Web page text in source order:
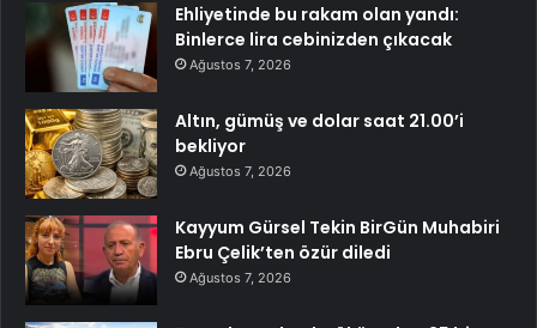
Ehliyetinde bu rakam olan yandı:
Binlerce lira cebinizden çıkacak
Ağustos 7, 2026
Altın, gümüş ve dolar saat 21.00’i
bekliyor
Ağustos 7, 2026
Kayyum Gürsel Tekin BirGün Muhabiri
Ebru Çelik’ten özür diledi
Ağustos 7, 2026